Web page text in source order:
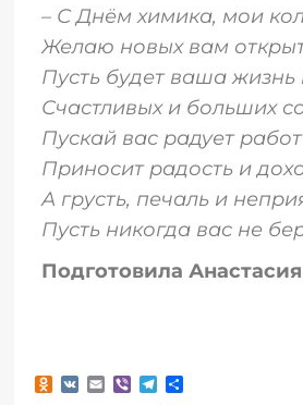
– С Днём химика, мои
Желаю новых вам
Пусть будет ваша жизнь
Счастливых и больших
Пускай вас радует
Приносит радость и
А грусть, печаль и
Пусть никогда вас не
Подготовила
Odnoklassniki
VKEmailViberTelegram
Отправить